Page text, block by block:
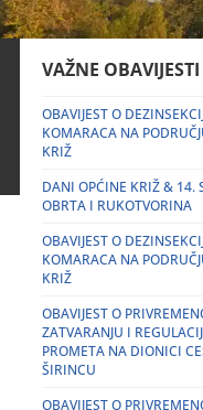
VAŽNE OBAVIJESTI
OBAVIJEST O
KOMARACA NA
KRIŽ
DANI OPĆINE KRIŽ & 14.
OBRTA I RUKOTVORINA
OBAVIJEST O
KOMARACA NA
KRIŽ
OBAVIJEST O
ZATVARANJU I
PROMETA NA DIONICI
ŠIRINCU
OBAVIJEST O